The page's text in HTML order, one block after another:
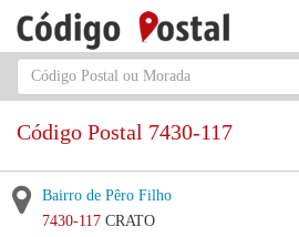
Código Postal 7430-117
Bairro de Pêro Filho
7430-117 CRATO